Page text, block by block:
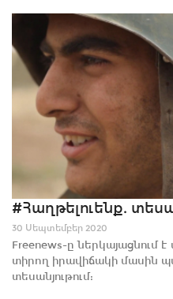
#Հաղթելուենք.
30 Սեպտեմբեր 2020
Freenews-ը ներկայացնում
տիրող իրավիճակի մասին
տեսանյութում: